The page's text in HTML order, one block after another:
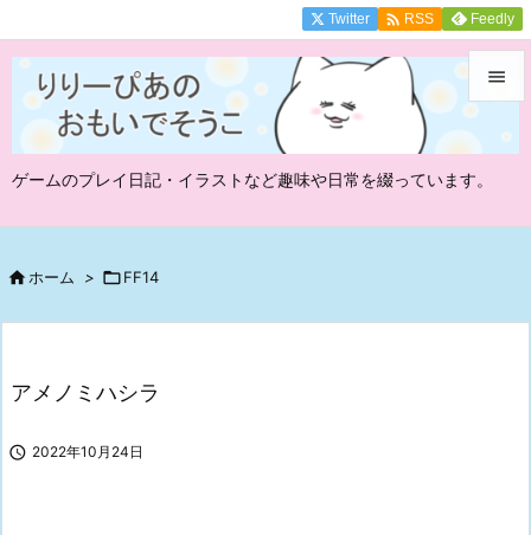
ゲームのプレイ日記・イラストなど趣味や日常を綴っています。

メニュ
Twitter  RSS Feedly
ホーム > FF14
アメノミハシラ
 2022年10月24日